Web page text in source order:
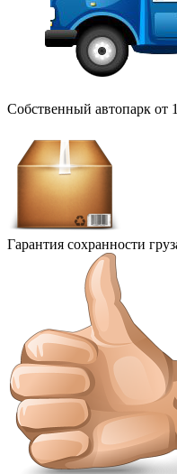
Собственный автопарк от
Гарантия сохранности